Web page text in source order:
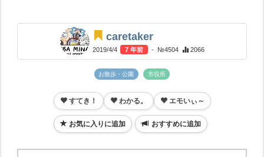
caretaker
2019/4/4 7 年前 - №4504 2066
お散歩・公園 市役所
すてき！ わかる。 エモいぃ～
お気に入りに追加 おすすめに追加